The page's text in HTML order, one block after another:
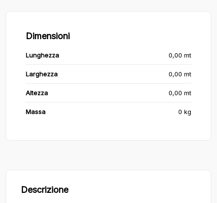
Dimensioni
Lunghezza 0,00 mt
Larghezza 0,00 mt
Altezza 0,00 mt
Massa 0 kg
Descrizione